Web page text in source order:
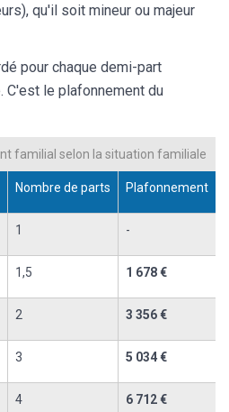
qu'il soit mineur ou majeur
pour chaque demi-part
le plafonnement du
familial selon la situation familiale
Nombre de parts Plafonnement
1 -
1,5 1 678 €
2 3 356 €
3 5 034 €
4 6 712 €